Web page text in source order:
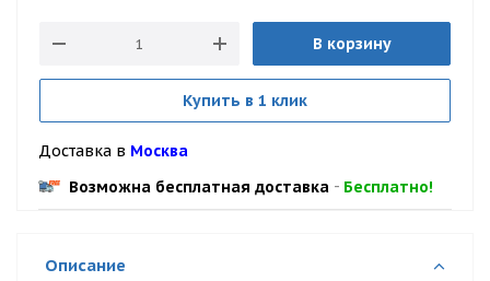
В корзину
Купить в 1 клик
Доставка в Москва
Возможна бесплатная доставка - Бесплатно!
Описание